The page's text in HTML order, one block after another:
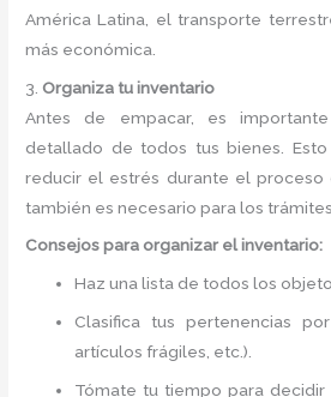
América Latina, el transporte
más económica.
3. Organiza tu inventario
Antes de empacar, es
detallado de todos tus bienes.
reducir el estrés durante el proceso
también es necesario para los
Consejos para organizar el inventario:
Haz una lista de todos los
Clasifica tus pertenencias
artículos frágiles, etc.).
Tómate tu tiempo para